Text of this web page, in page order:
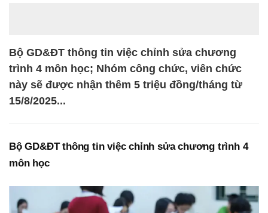
Bộ GD&ĐT thông tin việc chỉnh sửa chương
trình 4 môn học; Nhóm công chức, viên chức
này sẽ được nhận thêm 5 triệu đồng/tháng từ
15/8/2025...
Bộ GD&ĐT thông tin việc chỉnh sửa chương trình 4
môn học